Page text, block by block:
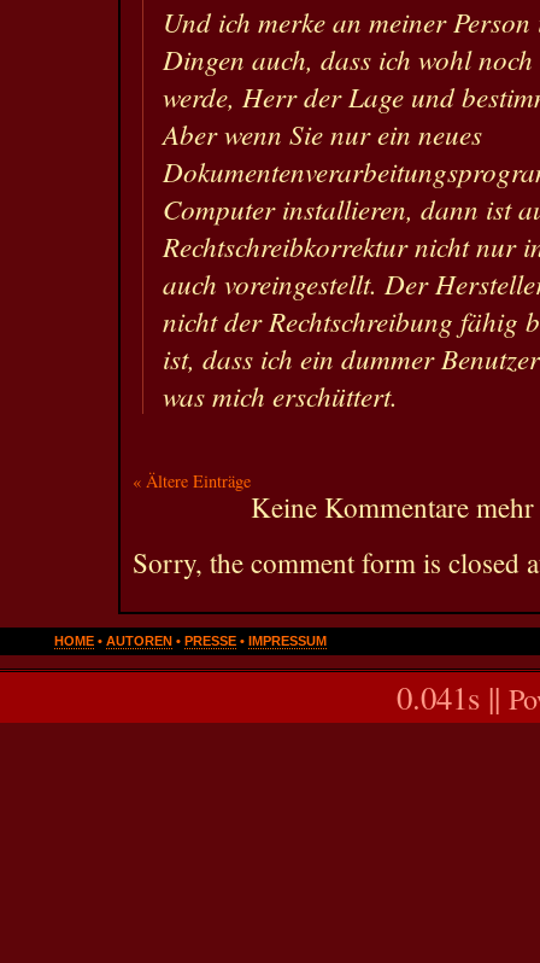
Und ich merke an meiner
Dingen auch, dass ich wohl
werde, Herr der Lage und
Aber wenn Sie nur ein neues
Computer installieren, dann ist
Rechtschreibkorrektur nicht nur
auch voreingestellt. Der
nicht der Rechtschreibung fähig
ist, dass ich ein dummer
was mich erschüttert.
« Ältere Einträge
Keine Kommentare
Sorry, the comment form is closed
HOME • AUTOREN • PRESSE • IMPRESSUM
0.041s ||